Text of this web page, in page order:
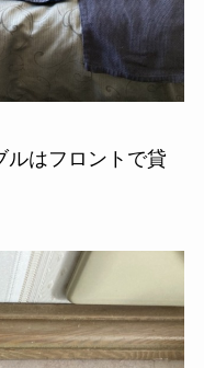
ルはフロントで貸